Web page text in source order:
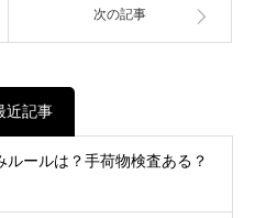
次の記事
近記事
ールは？手荷物検査ある？